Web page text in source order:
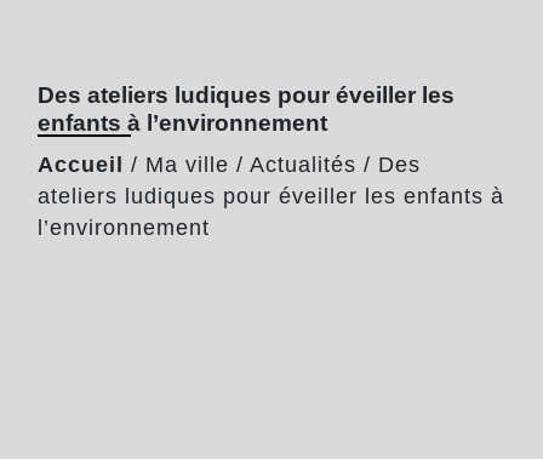
Des ateliers ludiques pour éveiller les
enfants à l’environnement
Accueil / Ma ville / Actualités / Des
ateliers ludiques pour éveiller les enfants à
l’environnement